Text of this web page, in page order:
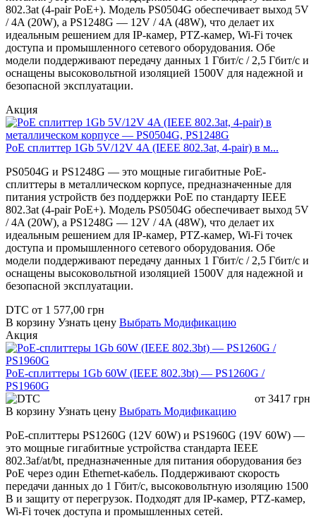
802.3at (4-pair PoE+). Модель PS0504G обеспечивает выход 5V
/ 4A (20W), а PS1248G — 12V / 4A (48W), что делает их
идеальным решением для IP-камер, PTZ-камер, Wi-Fi точек
доступа и промышленного сетевого оборудования. Обе
модели поддерживают передачу данных 1 Гбит/с / 2,5 Гбит/с и
оснащены высоковольтной изоляцией 1500V для надежной и
безопасной эксплуатации.
Акция
PoE сплиттер 1Gb 5V/12V 4A (IEEE 802.3at, 4-pair) в м...
PS0504G и PS1248G — это мощные гигабитные PoE-
сплиттеры в металлическом корпусе, предназначенные для
питания устройств без поддержки PoE по стандарту IEEE
802.3at (4-pair PoE+). Модель PS0504G обеспечивает выход 5V
/ 4A (20W), а PS1248G — 12V / 4A (48W), что делает их
идеальным решением для IP-камер, PTZ-камер, Wi-Fi точек
доступа и промышленного сетевого оборудования. Обе
модели поддерживают передачу данных 1 Гбит/с / 2,5 Гбит/с и
оснащены высоковольтной изоляцией 1500V для надежной и
безопасной эксплуатации.
DTC от 1 577,00 грн
В корзину Узнать цену Выбрать Модификацию
Акция
PoE-сплиттеры 1Gb 60W (IEEE 802.3bt) — PS1260G /
PS1960G
от 3417 грн
В корзину Узнать цену Выбрать Модификацию
PoE-сплиттеры PS1260G (12V 60W) и PS1960G (19V 60W) —
это мощные гигабитные устройства стандарта IEEE
802.3af/at/bt, предназначенные для питания оборудования без
PoE через один Ethernet-кабель. Поддерживают скорость
передачи данных до 1 Гбит/с, высоковольтную изоляцию 1500
В и защиту от перегрузок. Подходят для IP-камер, PTZ-камер,
Wi-Fi точек доступа и промышленных сетей.